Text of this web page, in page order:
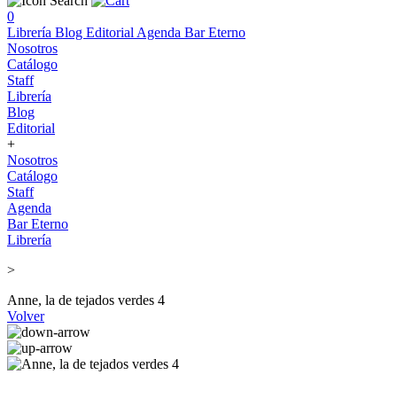
0
Librería Blog Editorial Agenda Bar Eterno
Nosotros
Catálogo
Staff
Librería
Blog
Editorial
+
Nosotros
Catálogo
Staff
Agenda
Bar Eterno
Librería
>
Anne, la de tejados verdes 4
Volver